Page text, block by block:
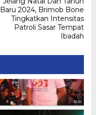
Baru 2024, Brimob Bone
Tingkatkan Intensitas
Patroli Sasar Tempat
Ibadah